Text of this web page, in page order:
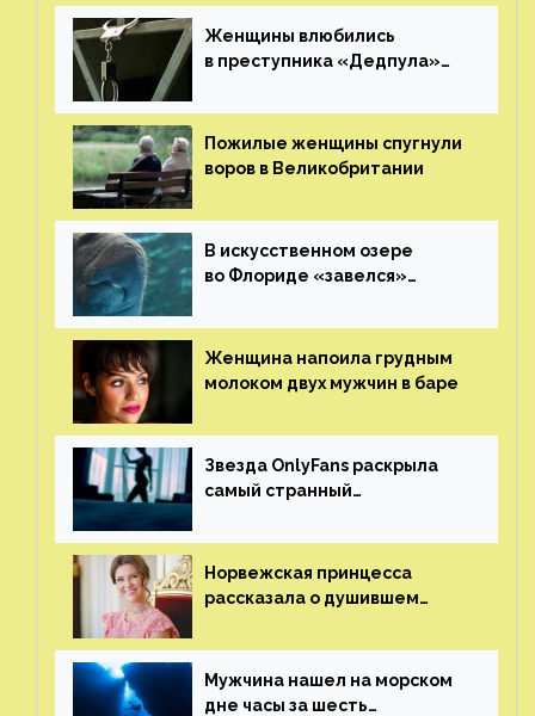
Женщины влюбились
в преступника «Дедпула»
ему жизнь
Пожилые женщины спугнули
воров в Великобритании
В искусственном озере
во Флориде «завелся»
Женщина напоила грудным
молоком двух мужчин в баре
Звезда OnlyFans раскрыла
самый странный
от фаната
Норвежская принцесса
рассказала о душившем
генерала
Мужчина нашел на морском
дне часы за шесть